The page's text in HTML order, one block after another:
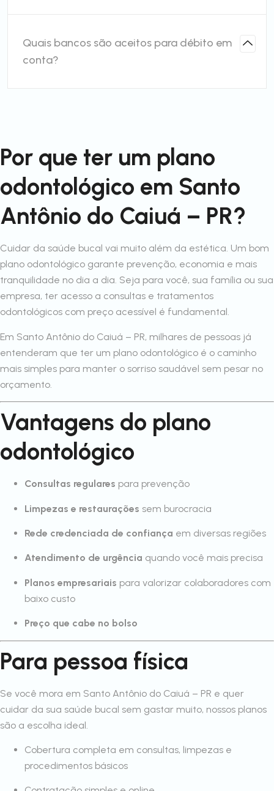
Quais bancos são aceitos para débito em
conta?
Por que ter um plano
odontológico em Santo
Antônio do Caiuá – PR?
Cuidar da saúde bucal vai muito além da estética. Um bom
plano odontológico garante prevenção, economia e mais
tranquilidade no dia a dia. Seja para você, sua família ou sua
empresa, ter acesso a consultas e tratamentos
odontológicos com preço acessível é fundamental.
Em Santo Antônio do Caiuá – PR, milhares de pessoas já
entenderam que ter um plano odontológico é o caminho
mais simples para manter o sorriso saudável sem pesar no
orçamento.
Vantagens do plano
odontológico
Consultas regulares para prevenção
Limpezas e restaurações sem burocracia
Rede credenciada de confiança em diversas regiões
Atendimento de urgência quando você mais precisa
Planos empresariais para valorizar colaboradores com
baixo custo
Preço que cabe no bolso
Para pessoa física
Se você mora em Santo Antônio do Caiuá – PR e quer
cuidar da sua saúde bucal sem gastar muito, nossos planos
são a escolha ideal.
Cobertura completa em consultas, limpezas e
procedimentos básicos